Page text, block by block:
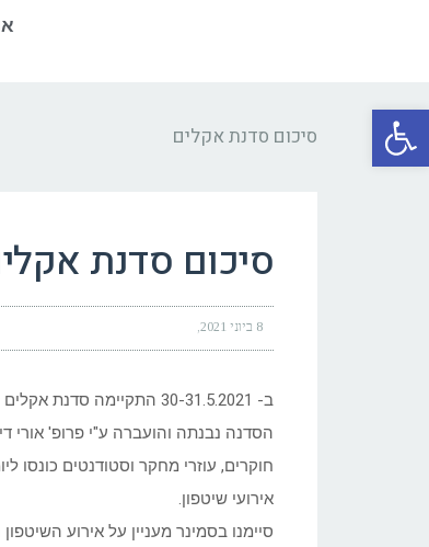
פתח סרגל נגישות סיכום סדנת אקלים
סיכום סדנת
8 ביוני 2021
ב- 30-31.5.2021 התקיימה סדנת אקלים לצוות המרכז לחקר שיטפונות במדבר.
הסדנה נבנתה והועברה ע"י פרופ' אורי
חוקרים, עוזרי מחקר וסטודנטים כונסו
אירועי שיטפון.
סיימנו בסמינר מעניין על אירוע השיטפון